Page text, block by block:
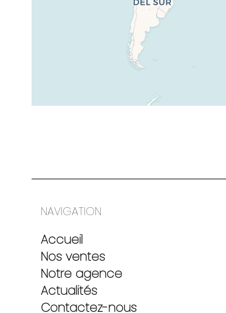
NAVIGATION
Accueil
Nos ventes
Notre agence
Actualités
Contactez-nous